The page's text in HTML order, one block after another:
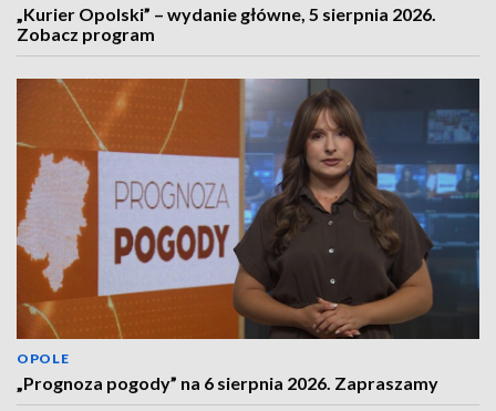
„Kurier Opolski” – wydanie główne, 5 sierpnia 2026.
Zobacz program
OPOLE
„Prognoza pogody” na 6 sierpnia 2026. Zapraszamy